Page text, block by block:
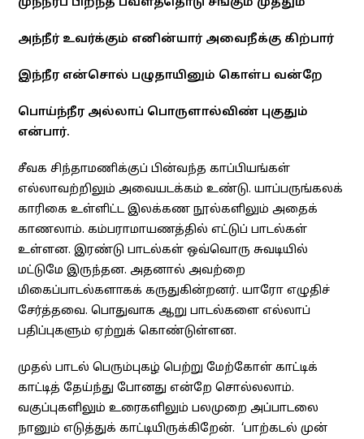
முந்நீர்ப் பிறந்த பவளத்தொடு சங்கும் முத்தும்
அந்நீர் உவர்க்கும் எனின்யார் அவைநீக்கு கிற்பார்
இந்நீர என்சொல் பழுதாயினும் கொள்ப வன்றே
பொய்ந்நீர அல்லாப் பொருளால்விண் புகுதும்
என்பார்.
சீவக சிந்தாமணிக்குப் பின்வந்த காப்பியங்கள்
எல்லாவற்றிலும் அவையடக்கம் உண்டு. யாப்பருங்கலக்
காரிகை உள்ளிட்ட இலக்கண நூல்களிலும் அதைக்
காணலாம். கம்பராமாயணத்தில் எட்டுப் பாடல்கள்
உள்ளன. இரண்டு பாடல்கள் ஒவ்வொரு சுவடியில்
மட்டுமே இருந்தன. அதனால் அவற்றை
மிகைப்பாடல்களாகக் கருதுகின்றனர். யாரோ எழுதிச்
சேர்த்தவை. பொதுவாக ஆறு பாடல்களை எல்லாப்
பதிப்புகளும் ஏற்றுக் கொண்டுள்ளன.
முதல் பாடல் பெரும்புகழ் பெற்று மேற்கோள் காட்டிக்
காட்டித் தேய்ந்து போனது என்றே சொல்லலாம்.
வகுப்புகளிலும் உரைகளிலும் பலமுறை அப்பாடலை
நானும் எடுத்துக் காட்டியிருக்கிறேன். ‘பாற்கடல் முன்